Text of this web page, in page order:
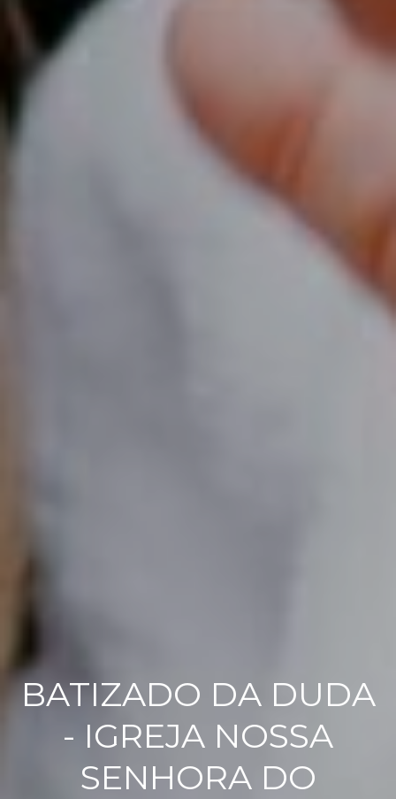
BATIZADO DA DUDA
- IGREJA NOSSA
SENHORA DO